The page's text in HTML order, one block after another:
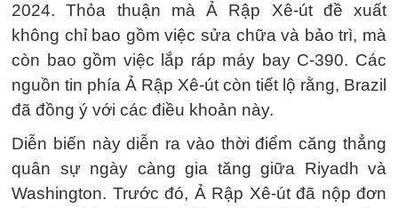
2024. Thỏa thuận mà Ả Rập Xê-út đề xuất
không chỉ bao gồm việc sửa chữa và bảo trì, mà
còn bao gồm việc lắp ráp máy bay C-390. Các
nguồn tin phía Ả Rập Xê-út còn tiết lộ rằng, Brazil
đã đồng ý với các điều khoản này.
Diễn biến này diễn ra vào thời điểm căng thẳng
quân sự ngày càng gia tăng giữa Riyadh và
Washington. Trước đó, Ả Rập Xê-út đã nộp đơn